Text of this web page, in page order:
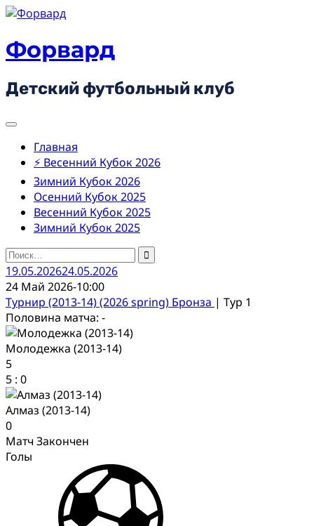
Skip
content
Форвард
Детский футбольный клуб
Главная
⚡ Весенний Кубок 2026
Зимний Кубок 2026
Осенний Кубок 2025
Весенний Кубок 2025
Зимний Кубок 2025
Найти:
19.05.202624.05.2026
24 Май 2026-10:00
Турнир (2013-14) (2026 spring) Бронза | Тур 1
Половина матча: -
Молодежка (2013-14)
5
5 : 0
Алмаз (2013-14)
0
Матч Закончен
Голы